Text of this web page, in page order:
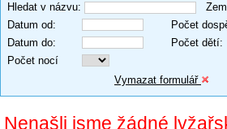
Hledat v názvu:
Datum od: Počet
Datum do: Počet dětí:
Počet nocí
Vymazat formulář
Nenašli jsme žádné